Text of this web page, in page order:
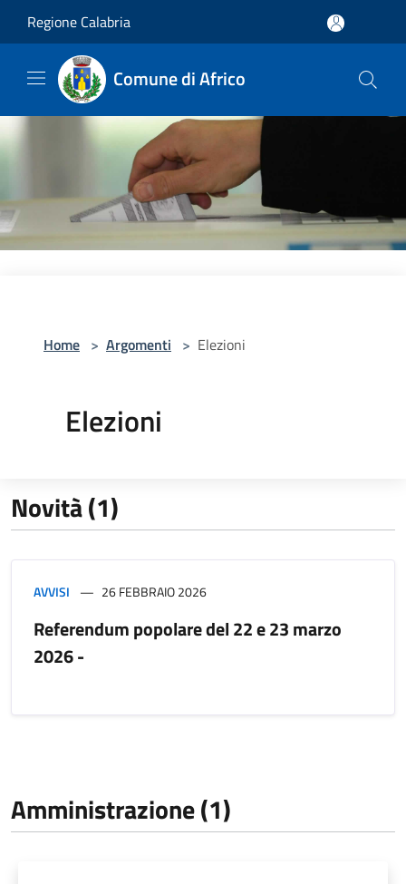
Regione Calabria
Comune di Africo
Home > Argomenti > Elezioni
Elezioni
Novità (1)
AVVISI 26 FEBBRAIO 2026
Referendum popolare del 22 e 23 marzo
2026 -
Amministrazione (1)